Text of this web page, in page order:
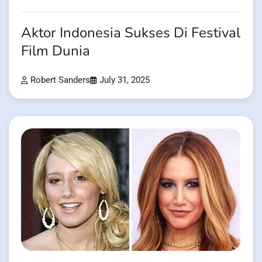
Aktor Indonesia Sukses Di Festival
Film Dunia
Robert Sanders July 31, 2025